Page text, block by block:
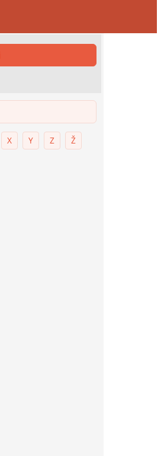
X Y Z Ž